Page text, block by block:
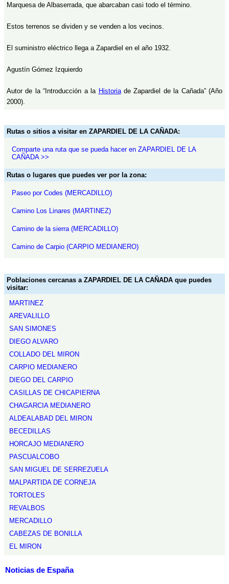
Marquesa de Albaserrada, que abarcaban casi todo el término.
Estos terrenos se dividen y se venden a los vecinos.
El suministro eléctrico llega a Zapardiel en el año 1932.
Agustín Gómez Izquierdo
Autor de la “Introducción a la Historiade Zapardiel de la Cañada” (Año
2000).
Rutas o sitios a visitar en ZAPARDIEL DE LA CAÑADA:
Comparte una ruta que se pueda hacer en ZAPARDIEL DE LA
CAÑADA >>
Rutas o lugares que puedes ver por la zona:
Paseo por Codes (MERCADILLO)
Camino Los Linares (MARTINEZ)
Camino de la sierra (MERCADILLO)
Camino de Carpio (CARPIO MEDIANERO)
Poblaciones cercanas a ZAPARDIEL DE LA CAÑADA que puedes
visitar:
MARTINEZ
AREVALILLO
SAN SIMONES
DIEGO ALVARO
COLLADO DEL MIRON
CARPIO MEDIANERO
DIEGO DEL CARPIO
CASILLAS DE CHICAPIERNA
CHAGARCIA MEDIANERO
ALDEALABAD DEL MIRON
BECEDILLAS
HORCAJO MEDIANERO
PASCUALCOBO
SAN MIGUEL DE SERREZUELA
MALPARTIDA DE CORNEJA
TORTOLES
REVALBOS
MERCADILLO
CABEZAS DE BONILLA
EL MIRON
Noticias de España